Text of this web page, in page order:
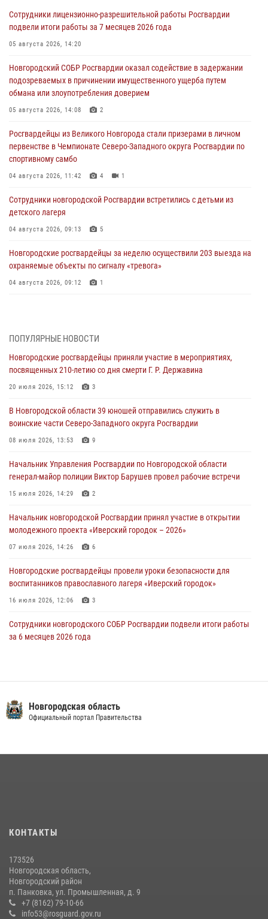
Сотрудники лицензионно-разрешительной работы Росгвардии
подвели итоги работы за 7 месяцев 2026 года
05 августа 2026, 14:20
Новгородский СОБР Росгвардии оказал содействие в задержании
подозреваемых в причинении имущественного ущерба путем
обмана или злоупотребления доверием
05 августа 2026, 14:08 2
Росгвардейцы из Великого Новгорода стали призерами в личном
первенстве в Чемпионате Северо-Западного округа Росгвардии по
спортивному самбо
04 августа 2026, 11:42 4 1
Сотрудники новгородской Росгвардии встретились с детьми из
детского лагеря
04 августа 2026, 09:13 5
Новгородские росгвардейцы за неделю осуществили 203 выезда на
охраняемые объекты по сигналу «тревога»
04 августа 2026, 09:12 1
В Великом Новгороде сотрудники центра лицензионно-
разрешительной работы Росгвардии провели телефонную «горячую
30 июля 2026, 14:36 1
Новгородские росгвардейцы рассказали о службе детям из летнего
30 июля 2026, 08:40 5
Новгородские росгвардейцы задержали мужчину
Телесюжет в программе "Новгородское областное телевидение.
Новости часа." от 29 июля 2026 года. Новгородские призывники
29 июля 2026, 12:54 1
ПОПУЛЯРНЫЕ НОВОСТИ
Новгородские росгвардейцы приняли участие в мероприятиях,
посвященных 210-летию со дня смерти Г. Р. Державина
20 июля 2026, 15:12 3
В Новгородской области 39 юношей отправились служить в
воинские части Северо-Западного округа Росгвардии
08 июля 2026, 13:53 9
Начальник Управления Росгвардии по Новгородской области
генерал-майор полиции Виктор Барушев провел рабочие встречи
15 июля 2026, 14:29 2
Начальник новгородской Росгвардии принял участие в открытии
молодежного проекта «Иверский городок – 2026»
07 июля 2026, 14:26 6
Новгородские росгвардейцы провели уроки безопасности для
воспитанников православного лагеря «Иверский городок»
16 июля 2026, 12:06 3
Сотрудники новгородского СОБР Росгвардии подвели итоги работы
за 6 месяцев 2026 года
08 июля 2026, 13:48 3
медицине
подвел итоги служебной деятельности сотрудников
вневедомственной охраны за первое полугодие 2026 года
22 июля 2026, 12:33 6
Новгородская область
Официальный портал Правительства
КОНТАКТЫ
173526
Новгородская область,
Новгородский район
п. Панковка, ул. Промышленная, д. 9
+7 (8162) 79-10-66
info53@rosguard.gov.ru